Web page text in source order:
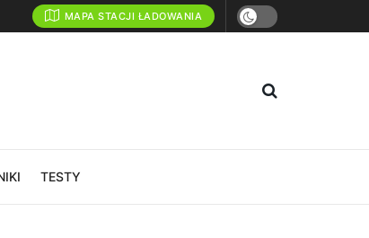
MAPA STACJI ŁADOWANIA
TESTY